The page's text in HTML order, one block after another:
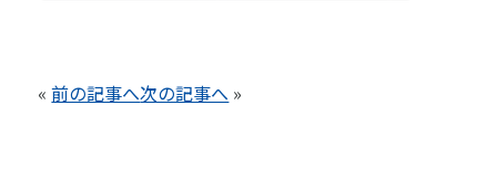
«前の記事へ次の記事へ »